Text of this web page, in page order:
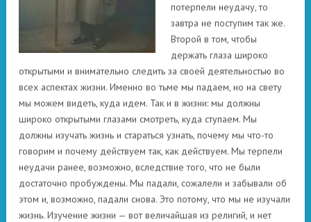
потерпели неудачу, то
завтра не поступим так же.
Второй в том, чтобы
держать глаза широко
открытыми и внимательно следить за своей деятельностью во
всех аспектах жизни. Именно во тьме мы падаем, но на свету
мы можем видеть, куда идем. Так и в жизни: мы должны
широко открытыми глазами смотреть, куда ступаем. Мы
должны изучать жизнь и стараться узнать, почему мы что-то
говорим и почему действуем так, как действуем. Мы терпели
неудачи ранее, возможно, вследствие того, что не были
достаточно пробуждены. Мы падали, сожалели и забывали об
этом и, возможно, падали снова. Это потому, что мы не изучали
жизнь. Изучение жизни — вот величайшая из религий, и нет